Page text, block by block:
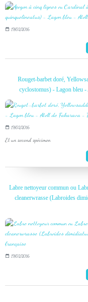
19/02/2016
Rouget-barbet doré,
cyclostomus) - Lagon bleu
19/02/2016
Et un second spécimen
Labre nettoyeur commun ou
cleanerwrasse (Labroides
19/02/2016